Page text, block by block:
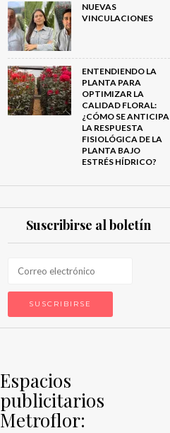
NUEVAS
VINCULACIONES
ENTENDIENDO LA
PLANTA PARA
OPTIMIZAR LA
CALIDAD FLORAL:
¿CÓMO SE ANTICIPA
LA RESPUESTA
FISIOLÓGICA DE LA
PLANTA BAJO
ESTRÉS HÍDRICO?
Suscribirse al boletín
Espacios
publicitarios
Metroflor: